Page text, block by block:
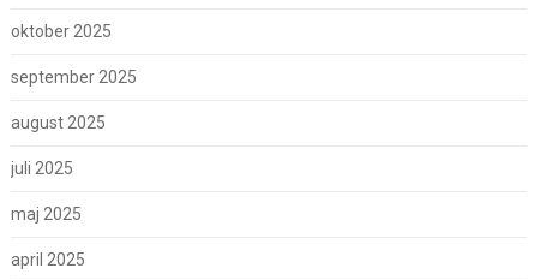
oktober 2025
september 2025
august 2025
juli 2025
maj 2025
april 2025